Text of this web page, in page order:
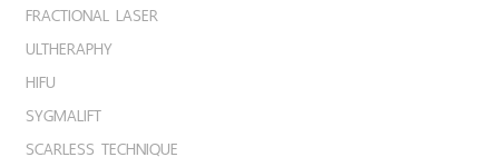
FRACTIONAL LASER
ULTHERAPHY
HIFU
SYGMALIFT
SCARLESS TECHNIQUE